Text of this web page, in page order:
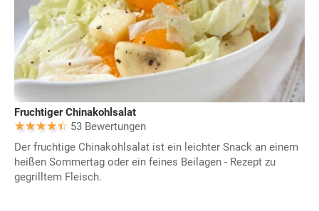
Fruchtiger Chinakohlsalat
53 Bewertungen
Der fruchtige Chinakohlsalat ist ein leichter Snack an einem
heißen Sommertag oder ein feines Beilagen - Rezept zu
gegrilltem Fleisch.